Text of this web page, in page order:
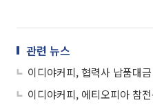
관련 뉴스
이디야커피, 협력사 납품대
이디야커피, 에티오피아 참